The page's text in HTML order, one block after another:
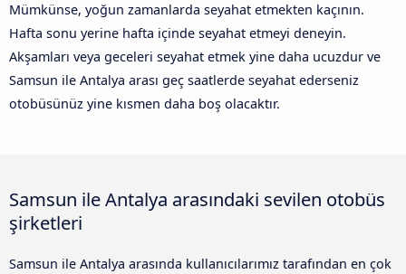
Mümkünse, yoğun zamanlarda seyahat etmekten kaçının.
Hafta sonu yerine hafta içinde seyahat etmeyi deneyin.
Akşamları veya geceleri seyahat etmek yine daha ucuzdur ve
Samsun ile Antalya arası geç saatlerde seyahat ederseniz
otobüsünüz yine kısmen daha boş olacaktır.
Samsun ile Antalya arasındaki sevilen otobüs
şirketleri
Samsun ile Antalya arasında kullanıcılarımız tarafından en çok